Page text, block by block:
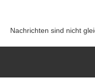
springen
Nachrichten sind nicht